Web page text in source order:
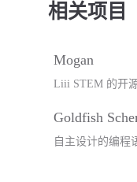
相关项目
Mogan
Liii STEM 的开
Goldfish
自主设计的编程